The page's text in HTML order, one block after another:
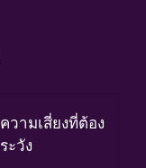
ความเสี่ยงที่ต้อง
ระวัง